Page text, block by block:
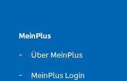
MeinPlus
Über MeinPlus
MeinPlus Login